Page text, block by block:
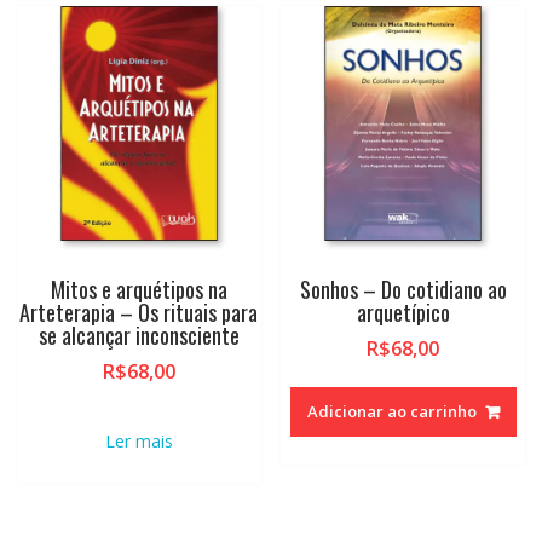
Mitos e arquétipos na
Arteterapia – Os rituais para
se alcançar inconsciente
R$68,00
Ler mais
Sonhos – Do cotidiano ao
arquetípico
R$68,00
Adicionar ao carrinho